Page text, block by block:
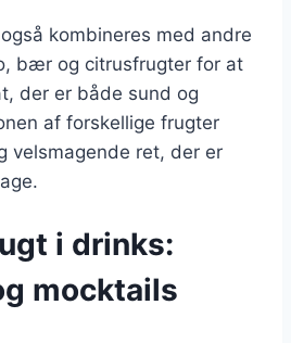
kombineres med andre
bær og citrusfrugter for at
der er både sund og
af forskellige frugter
velsmagende ret, der er
i drinks:
mocktails